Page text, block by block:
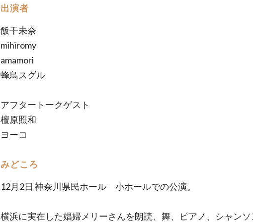
出演者
飯干未奈
mihiromy
amamori
蜂鳥スグル
アフタートークゲスト
檀原照和
ヨーコ
みどころ
12月2日 神奈川県民ホール 小ホールでの公演。
横浜に実在した娼婦メリーさんを朗読、舞、ピアノ、シャン